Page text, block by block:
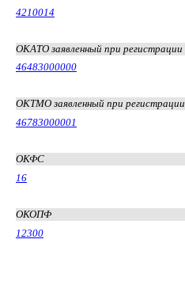
4210014
ОКАТО заявленный при регистрации
46483000000
ОКТМО заявленный при регистрации
46783000001
ОКФС
16
ОКОПФ
12300